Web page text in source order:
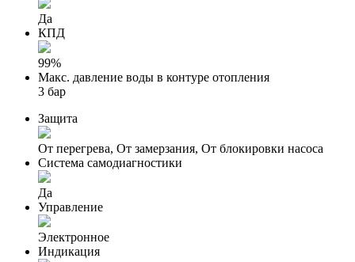
Да
КПД
99%
Макс. давление воды в контуре отопления
3 бар
Защита
От перегрева, От замерзания, От блокировки насоса
Система самодиагностики
Да
Управление
Электронное
Индикация